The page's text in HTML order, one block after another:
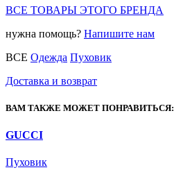
ВСЕ ТОВАРЫ ЭТОГО БРЕНДА
нужна помощь? Напишите нам
ВСЕ Одежда Пуховик
Доставка и возврат
ВАМ ТАКЖЕ МОЖЕТ ПОНРАВИТЬСЯ:
GUCCI
Пуховик